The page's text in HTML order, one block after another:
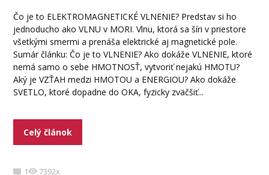
Čo je to ELEKTROMAGNETICKÉ VLNENIE? Predstav si ho
jednoducho ako VLNU v MORI. Vlnu, ktorá sa šíri v priestore
všetkými smermi a prenáša elektrické aj magnetické pole.
Sumár článku: Čo je to VLNENIE? Ako dokáže VLNENIE, ktoré
nemá samo o sebe HMOTNOSŤ, vytvoriť nejakú HMOTU?
Aký je VZŤAH medzi HMOTOU a ENERGIOU? Ako dokáže
SVETLO, ktoré dopadne do OKA, fyzicky zväčšiť...
Celý článok
1 7392x